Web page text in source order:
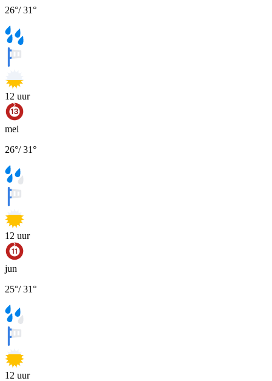
26°/31°
12 uur
mei
26°/31°
12 uur
jun
25°/31°
12 uur